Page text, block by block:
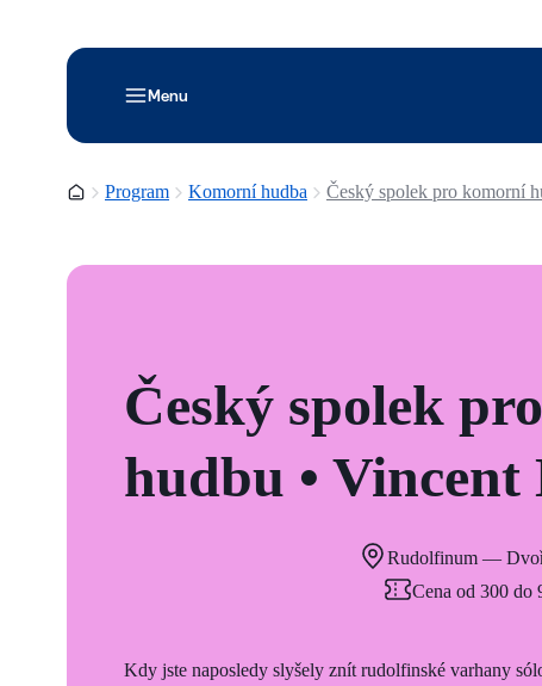
Menu
Domovská stránka
Program Komorní hudba Český spolek pro komorní
Český spolek
hudbu • Vincent
Rudolfinum —
Cena od 300 do
Kdy jste naposledy slyšely znít rudolfinské varhany